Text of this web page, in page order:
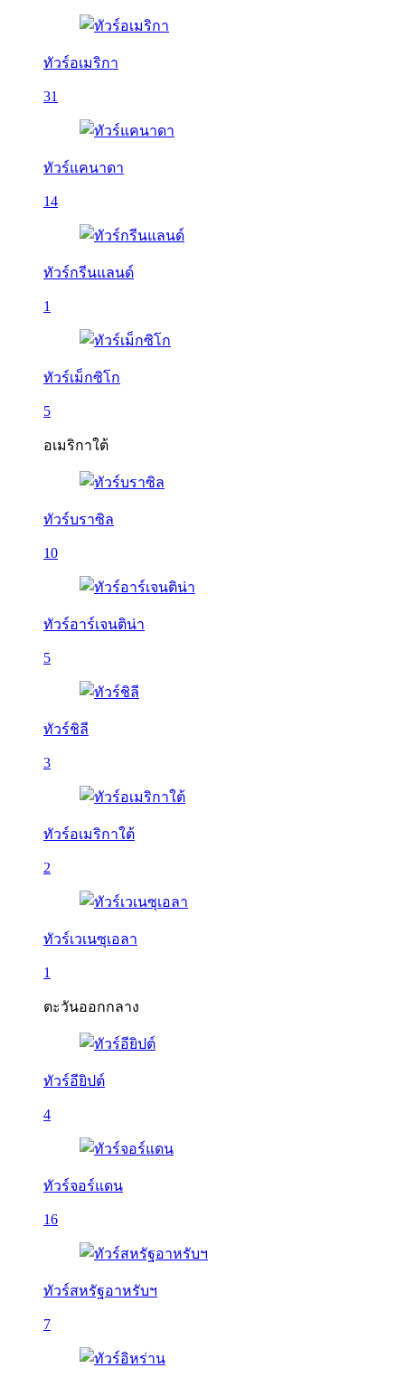
ทัวร์อเมริกา
31
ทัวร์แคนาดา
14
ทัวร์กรีนแลนด์
1
ทัวร์เม็กซิโก
5
อเมริกาใต้
ทัวร์บราซิล
10
ทัวร์อาร์เจนติน่า
5
ทัวร์ชิลี
3
ทัวร์อเมริกาใต้
2
ทัวร์เวเนซุเอลา
1
ตะวันออกกลาง
ทัวร์อียิปต์
4
ทัวร์จอร์แดน
16
ทัวร์สหรัฐอาหรับฯ
7